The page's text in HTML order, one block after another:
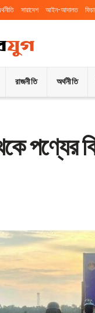
সারাদেশ আইন-আদালত
রাজনীতি অর্থনীতি
পণ্যের